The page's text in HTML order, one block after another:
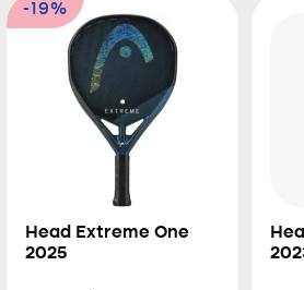
-19%
Head Extreme One
2025